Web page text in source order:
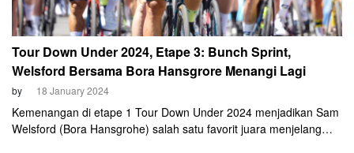
Tour Down Under 2024, Etape 3: Bunch Sprint,
Welsford Bersama Bora Hansgrore Menangi Lagi
by 18 January 2024
Kemenangan di etape 1 Tour Down Under 2024 menjadikan Sam
Welsford (Bora Hansgrohe) salah satu favorit juara menjelang